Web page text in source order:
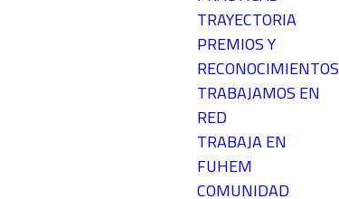
TRAYECTORIA
PREMIOS Y
RECONOCIMIENTOS
TRABAJAMOS EN
RED
TRABAJA EN
FUHEM
COMUNIDAD